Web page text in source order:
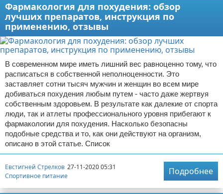
Фармакология для похудения: обзор
лучших препаратов, инструкция по
применению, отзывы
В современном мире иметь лишний вес равноценно тому, что
расписаться в собственной неполноценности. Это
заставляет сотни тысяч мужчин и женщин во всем мире
добиваться похудения любым путем - часто даже жертвуя
собственным здоровьем. В результате как далекие от спорта
люди, так и атлеты профессионального уровня прибегают к
фармакологии для похудения. Насколько безопасны
подобные средства и то, как они действуют на организм,
описано в этой статье. Список
Евстигней Стрелков 27-11-2020 05:31
Спортивное питание
Подробнее